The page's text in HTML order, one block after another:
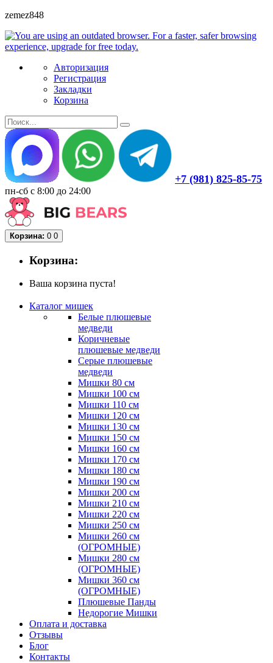
zemez848
Авторизация
Регистрация
Закладки
Корзина
+7 (981) 825-85-75
пн-сб с 8:00 до 24:00
Корзина: 0 0
Корзина:
Ваша корзина пуста!
Каталог мишек
Белые плюшевые
медведи
Коричневые
плюшевые медведи
Серые плюшевые
медведи
Мишки 80 см
Мишки 100 см
Мишки 110 см
Мишки 120 см
Мишки 130 см
Мишки 150 см
Мишки 160 см
Мишки 170 см
Мишки 180 см
Мишки 190 см
Мишки 200 см
Мишки 210 см
Мишки 220 см
Мишки 250 см
Мишки 260 см
(ОГРОМНЫЕ)
Мишки 280 см
(ОГРОМНЫЕ)
Мишки 360 см
(ОГРОМНЫЕ)
Плюшевые Панды
Недорогие Мишки
Оплата и доставка
Отзывы
Блог
Контакты